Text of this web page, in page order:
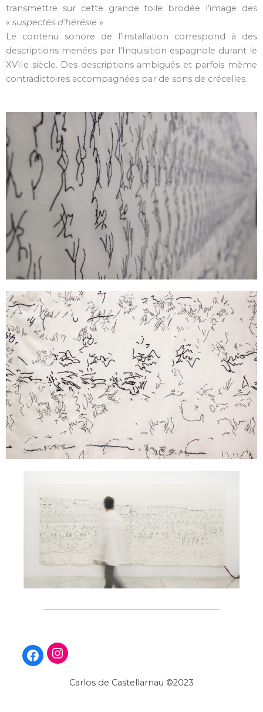
transmettre sur cette grande toile brodée l’image des
« suspectés d’hérésie »
Le contenu sonore de l’installation correspond à des
descriptions menées par l’Inquisition espagnole durant le
XVIIe siècle. Des descriptions ambiguës et parfois même
contradictoires accompagnées par de sons de crécelles.
Carlos de Castellarnau ©2023